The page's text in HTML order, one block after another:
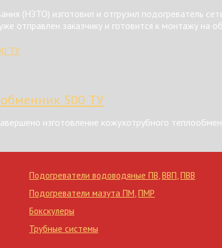
(НЗТО) изготовил и отгрузил подогреватель
отправлен заказчику и готовится к монтажу на
500 ТУ
изготовление кожухотрубного
Подогреватели водоводяные ПВ,ВВП,ПВВ
Подогреватели мазута ПМ,ПМР
Бокскулеры
Трубные системы